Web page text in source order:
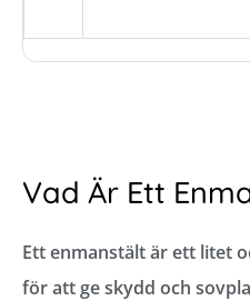
Vad Är Ett
Ett enmanstält är ett litet
för att ge skydd och